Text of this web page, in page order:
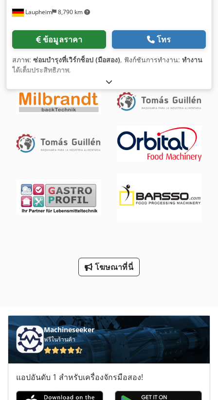
Laupheim 8,790 km
ข้อมูลราคา โทร
สภาพ: ซ่อมบำรุงที่เวิร์กช็อป (มือสอง), ฟังก์ชันการทำงาน: ทำงาน
ได้เต็มประสิทธิภาพ,
โฆษณาที่นี่
Machineseeker
ฟรีในร้านค้า
แอปอันดับ 1 สำหรับเครื่องจักรมือสอง!